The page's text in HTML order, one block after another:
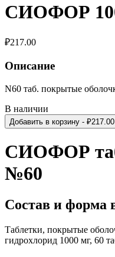
СИОФОР
₽217.00
Описание
N60 таб. покрытые
В наличии
Добавить в корзину - ₽217.00
СИОФОР
№60
Состав и форма
Таблетки, покрытые
гидрохлорид 1000 мг, 60